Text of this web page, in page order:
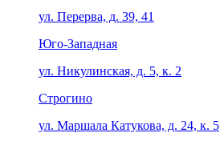
ул. Перерва, д. 39, 41
Юго-Западная
ул. Никулинская, д. 5, к. 2
Строгино
ул. Маршала Катукова, д. 24, к. 5